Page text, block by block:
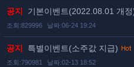
공지 기본이벤트(2022.08.01 개정
조회:829996 날짜:06-24 19:24
공지 특별이벤트(소주값 지급)
조회:790981 날짜:02-13 18:52